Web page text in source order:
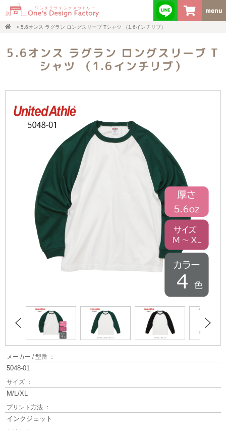
> 5.6オンス ラグラン ロングスリーブ Tシャツ （1.6インチリブ）
5.6オンス ラグラン ロングスリーブ T
シャツ （1.6インチリブ）
メーカー / 型番 ：
5048-01
サイズ ：
M/L/XL
プリント方法 ：
インクジェット